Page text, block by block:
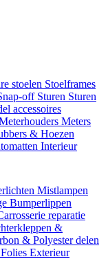
stoelen Stoelframes
off Sturen Sturen
accessoires
Meters
& Hoezen
Interieur
Mistlampen
Bumperlippen
reparatie
&
& Polyester delen
Exterieur